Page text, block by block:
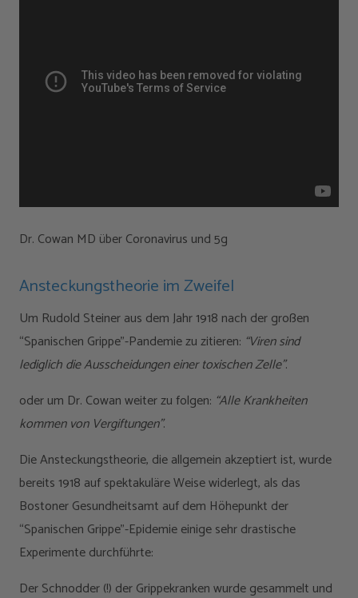
Dr. Cowan MD über Coronavirus und 5g
Ansteckungstheorie im Zweifel
Um Rudold Steiner aus dem Jahr 1918 nach der großen
“Spanischen Grippe”-Pandemie zu zitieren: “Viren sind
lediglich die Ausscheidungen einer toxischen Zelle”.
oder um Dr. Cowan weiter zu folgen: “Alle Krankheiten
kommen von Vergiftungen”.
Die Ansteckungstheorie, die allgemein akzeptiert ist, wurde
bereits 1918 auf spektakuläre Weise widerlegt, als das
Bostoner Gesundheitsamt auf dem Höhepunkt der
“Spanischen Grippe”-Epidemie einige sehr drastische
Experimente durchführte:
Der Schnodder (!) der Grippekranken wurde gesammelt und